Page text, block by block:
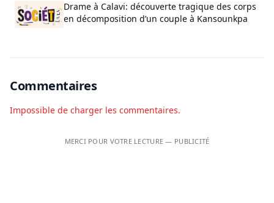
Drame à Calavi: découverte tragique des corps
en décomposition d’un couple à Kansounkpa
Commentaires
Impossible de charger les commentaires.
MERCI POUR VOTRE LECTURE — PUBLICITÉ